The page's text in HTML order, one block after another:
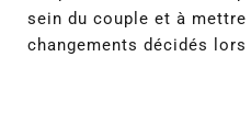
sein du couple et à
changements décidés